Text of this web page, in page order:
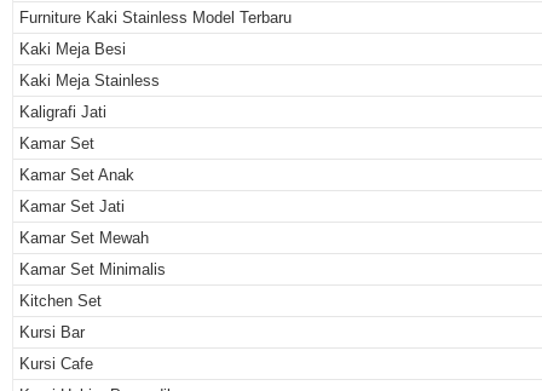
Furniture Kaki Stainless Model Terbaru
Kaki Meja Besi
Kaki Meja Stainless
Kaligrafi Jati
Kamar Set
Kamar Set Anak
Kamar Set Jati
Kamar Set Mewah
Kamar Set Minimalis
Kitchen Set
Kursi Bar
Kursi Cafe